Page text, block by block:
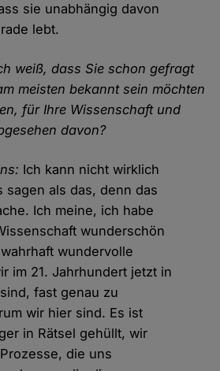
sie unabhängig davon
lebt.
weiß, dass Sie schon gefragt
meisten bekannt sein möchten
für Ihre Wissenschaft und
davon?
Ich kann nicht wirklich
sagen als das, denn das
Ich meine, ich habe
wunderschön
wundervolle
im 21. Jahrhundert jetzt in
fast genau zu
wir hier sind. Es ist
in Rätsel gehüllt, wir
die uns